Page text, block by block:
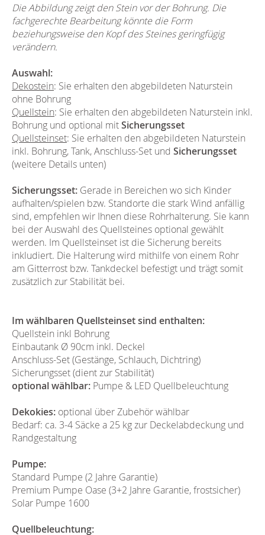
Die Abbildung zeigt den Stein vor der Bohrung. Die
fachgerechte Bearbeitung könnte die Form
beziehungsweise den Kopf des Steines geringfügig
verändern.
Auswahl:
Dekostein: Sie erhalten den abgebildeten Naturstein
ohne Bohrung
Quellstein: Sie erhalten den abgebildeten Naturstein inkl.
Bohrung und optional mitSicherungsset
Quellsteinset: Sie erhalten den abgebildeten Naturstein
inkl. Bohrung, Tank, Anschluss-Set und Sicherungsset
(weitere Details unten)
Sicherungsset: Gerade in Bereichen wo sich Kinder
aufhalten/spielen bzw. Standorte die stark Wind anfällig
sind, empfehlen wir Ihnen diese Rohrhalterung. Sie kann
bei der Auswahl des Quellsteines optional gewählt
werden. Im Quellsteinset ist die Sicherung bereits
inkludiert. Die Halterung wird mithilfe von einem Rohr
am Gitterrost bzw. Tankdeckel befestigt und trägt somit
zusätzlich zur Stabilität bei.
Im wählbaren Quellsteinset sind enthalten:
Quellstein inkl Bohrung
Einbautank Ø 90cm inkl. Deckel
Anschluss-Set (Gestänge, Schlauch, Dichtring)
Sicherungsset (dient zur Stabilität)
optional wählbar: Pumpe & LED Quellbeleuchtung
Dekokies: optional über Zubehör wählbar
Bedarf: ca. 3-4 Säcke a 25 kg zur Deckelabdeckung und
Randgestaltung
Pumpe:
Standard Pumpe (2 Jahre Garantie)
Premium Pumpe Oase (3+2 Jahre Garantie, frostsicher)
Solar Pumpe 1600
Quellbeleuchtung: